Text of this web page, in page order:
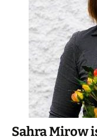
Sahra Mirow